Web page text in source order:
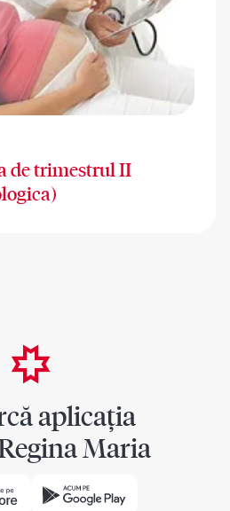
de trimestrul II
aplicația
Maria